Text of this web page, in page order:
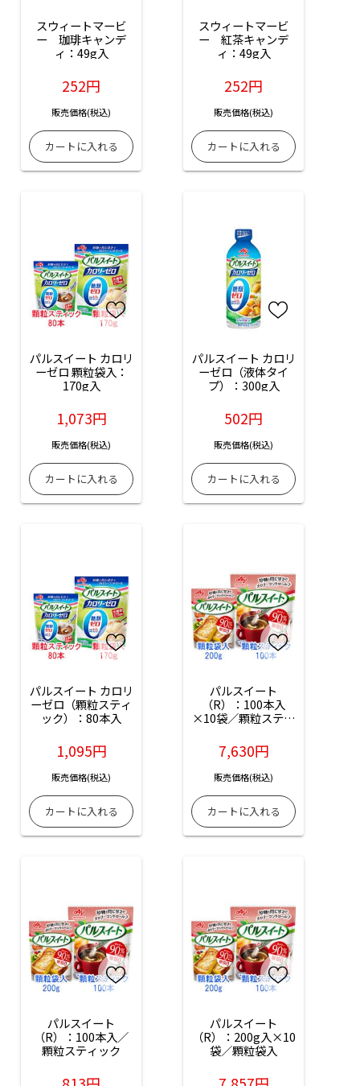
スウィートマービ
ー　珈琲キャンデ
ィ：49g入
252円
販売価格(税込)
スウィートマービ
ー　紅茶キャンデ
ィ：49g入
252円
販売価格(税込)
パルスイート カロリ
ーゼロ 顆粒袋入：
170g入
1,073円
販売価格(税込)
パルスイート カロリ
ーゼロ（液体タイ
プ）：300g入
502円
販売価格(税込)
パルスイート カロリ
ーゼロ（顆粒スティ
ック）：80本入
1,095円
販売価格(税込)
パルスイート
（R）：100本入
×10袋／顆粒スティ
7,630円
販売価格(税込)
パルスイート
（R）：100本入／
顆粒スティック
パルスイート
（R）：200g入×10
袋／顆粒袋入